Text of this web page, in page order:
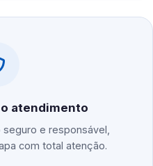
atendimento
e responsável,
com total atenção.